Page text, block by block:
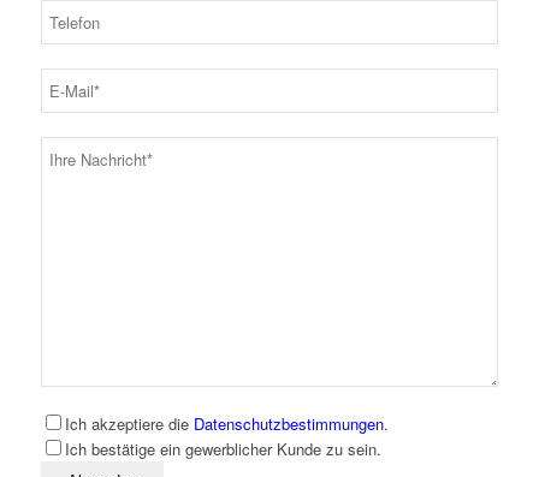
Ich akzeptiere die Datenschutzbestimmungen.
Ich bestätige ein gewerblicher Kunde zu sein.